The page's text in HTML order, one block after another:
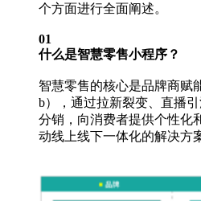
个方面进行全面阐述。
01
什么是智慧零售小程序？
智慧零售的核心是品牌商赋
b），通过拉新裂变、直播
分销，向消费者提供个性化
动线上线下一体化的解决方